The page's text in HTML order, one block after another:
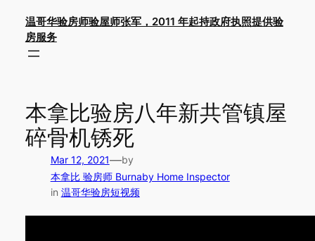
content
温哥华验房师验屋师张军，2011 年起持政府执照提供验
房服务
本拿比验房八年新共管镇屋
碎骨机锈死
Mar 12, 2021—by
本拿比 验房师 Burnaby Home Inspector
in 温哥华验房短视频